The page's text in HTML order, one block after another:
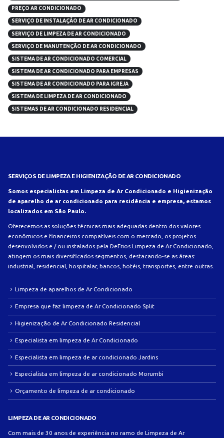
PREÇO AR CONDICIONADO
SERVIÇO DE INSTALAÇÃO DE AR CONDICIONADO
SERVIÇO DE LIMPEZA DE AR CONDICIONADO
SERVIÇO DE MANUTENÇÃO DE AR CONDICIONADO
SISTEMA DE AR CONDICIONADO COMERCIAL
SISTEMA DE AR CONDICIONADO PARA EMPRESAS
SISTEMA DE AR CONDICIONADO PARA IGREJA
SISTEMA DE LIMPEZA DE AR CONDICIONADO
SISTEMAS DE AR CONDICIONADO RESIDENCIAL
SERVIÇOS DE LIMPEZA E HIGIENIZAÇÃO DE AR CONDICIONADO
Somos especialistas em Limpeza de Ar Condicionado e Higienização
de aparelho de ar condicionado para residência e empresa, estamos
localizados em São Paulo.
Oferecemos as soluções técnicas mais adequadas dentro dos valores
econômicos e financeiros compatíveis com o mercado, os projetos
desenvolvidos e / ou instalados pela DeFrios Limpeza de Ar Condicionado,
atingem os mais diversificados segmentos, destacando-se as áreas:
industrial, residencial, hospitalar, bancos, hotéis, transportes, entre outras.
Limpeza de aparelhos de Ar Condicionado
Empresa que faz limpeza de Ar Condicionado Split
Higienização de Ar Condicionado Residencial
Especialista em limpeza de Ar Condicionado
Especialista em limpeza de ar condicionado Jardins
Especialista em limpeza de ar condicionado Morumbi
Orçamento de limpeza de ar condicionado
LIMPEZA DE AR CONDICIONADO
Com mais de 30 anos de experiência no ramo de Limpeza de Ar